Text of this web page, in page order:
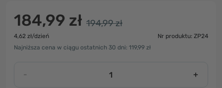
184,99 zł 194,99 zł
4,62 zł/dzień
Nr produktu: ZP24
Najniższa cena w ciągu ostatnich 30 dni: 119,99 zł
- +